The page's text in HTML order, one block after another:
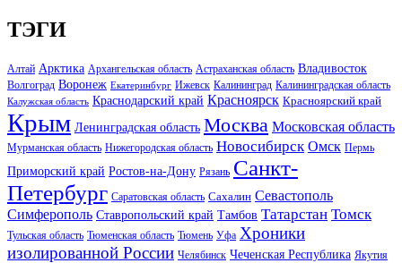
ТЭГИ
Алтай Арктика Архангельская область Астраханская область Владивосток
Волгоград Воронеж Екатеринбург Ижевск Калининград Калининградская область
Калужская область Краснодарский край Красноярск Красноярский край
Крым Ленинградская область Москва Московская область
Мурманская область Нижегородская область Новосибирск Омск Пермь
Приморский край Ростов-на-Дону Рязань Санкт-
Петербург Саратовская область Сахалин Севастополь
Симферополь Ставропольский край Тамбов Татарстан Томск
Тульская область Тюменская область Тюмень Уфа Хроники
изолированной России Челябинск Чеченская Республика Якутия